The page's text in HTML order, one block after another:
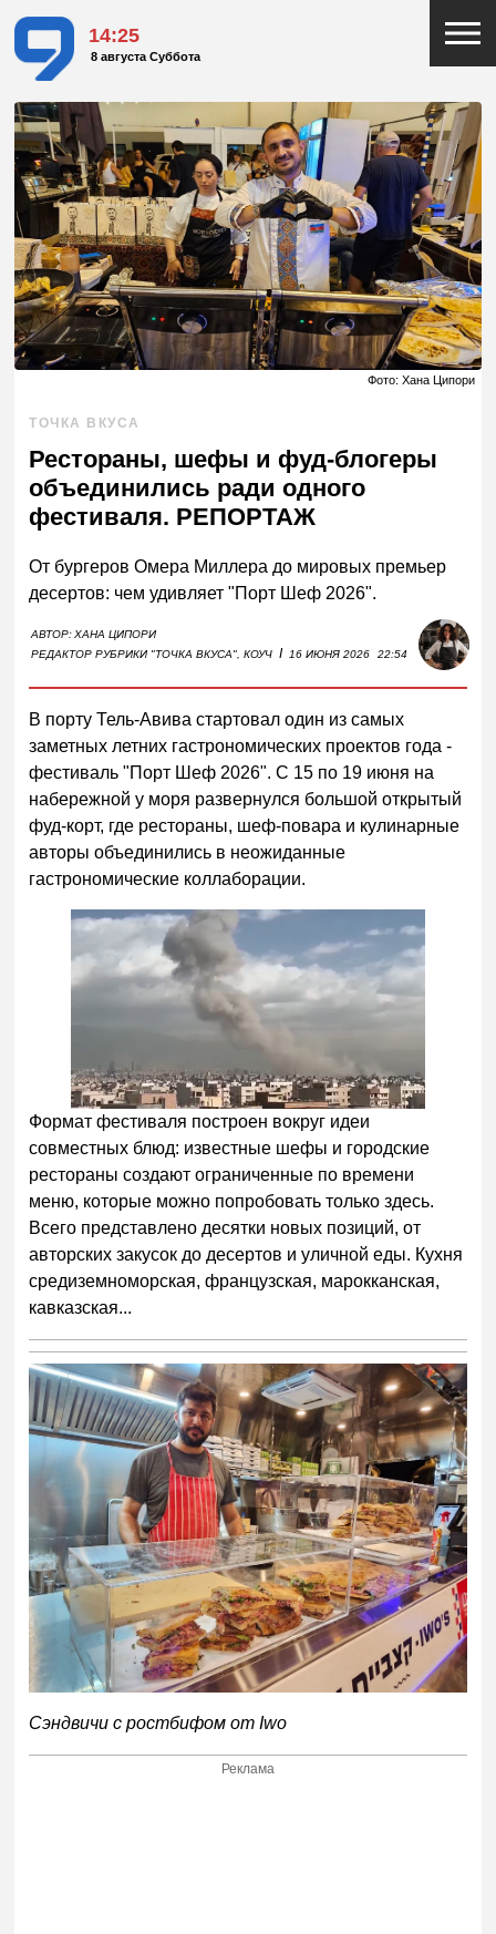
14:26
8 августа Суббота
Фото: Хана Ципори
ТОЧКА ВКУСА
Рестораны, шефы и фуд-блогеры
объединились ради одного
фестиваля. РЕПОРТАЖ
От бургеров Омера Миллера до мировых премьер
десертов: чем удивляет "Порт Шеф 2026".
АВТОР: ХАНА ЦИПОРИ
РЕДАКТОР РУБРИКИ "ТОЧКА ВКУСА", КОУЧ I 16 ИЮНЯ 2026 22:54
В порту Тель-Авива стартовал один из самых
заметных летних гастрономических проектов года -
фестиваль "Порт Шеф 2026". С 15 по 19 июня на
набережной у моря развернулся большой открытый
фуд-корт, где рестораны, шеф-повара и кулинарные
авторы объединились в неожиданные
гастрономические коллаборации.
Следующее видео через
5
Отмена
Формат фестиваля построен вокруг идеи
совместных блюд: известные шефы и городские
рестораны создают ограниченные по времени
меню, которые можно попробовать только здесь.
Всего представлено десятки новых позиций, от
авторских закусок до десертов и уличной еды. Кухня
средиземноморская, французская, марокканская,
кавказская...
Сэндвичи с ростбифом от Iwo
Реклама